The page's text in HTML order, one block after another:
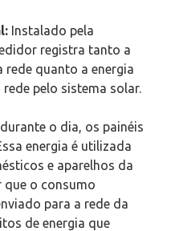
Instalado pela
registra tanto a
rede quanto a energia
pelo sistema solar.
o dia, os painéis
energia é utilizada
e aparelhos da
que o consumo
para a rede da
de energia que